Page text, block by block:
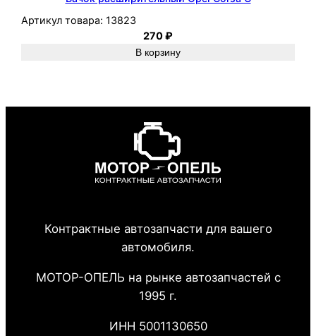
Артикул товара: 13823
270₽
В корзину
Контрактные автозапчасти для вашего
автомобиля.
МОТОР-ОПЕЛЬ на рынке автозапчастей с
1995 г.
ИНН 5001130650